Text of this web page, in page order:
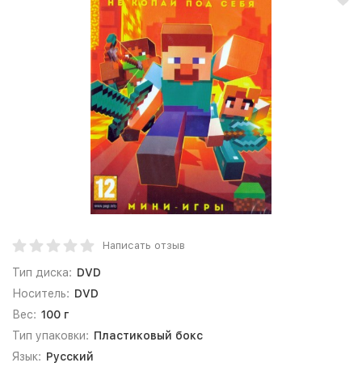
Написать отзыв
Тип диска: DVD
Носитель: DVD
Вес: 100 г
Тип упаковки: Пластиковый бокс
Язык: Русский